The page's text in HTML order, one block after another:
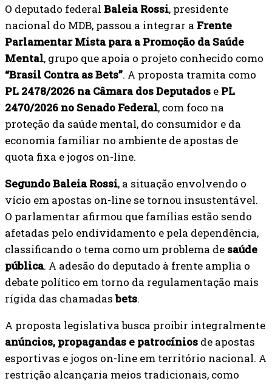
O deputado federal Baleia Rossi, presidente
nacional do MDB, passou a integrar a Frente
Parlamentar Mista para a Promoção da Saúde
Mental, grupo que apoia o projeto conhecido como
“Brasil Contra as Bets”. A proposta tramita como
PL 2478/2026 na Câmara dos Deputados e PL
2470/2026 no Senado Federal, com foco na
proteção da saúde mental, do consumidor e da
economia familiar no ambiente de apostas de
quota fixa e jogos on-line.
Segundo Baleia Rossi, a situação envolvendo o
vício em apostas on-line se tornou insustentável.
O parlamentar afirmou que famílias estão sendo
afetadas pelo endividamento e pela dependência,
classificando o tema como um problema de saúde
pública. A adesão do deputado à frente amplia o
debate político em torno da regulamentação mais
rígida das chamadasbets.
A proposta legislativa busca proibir integralmente
anúncios, propagandas e patrocínios de apostas
esportivas e jogos on-line em território nacional. A
restrição alcançaria meios tradicionais, como